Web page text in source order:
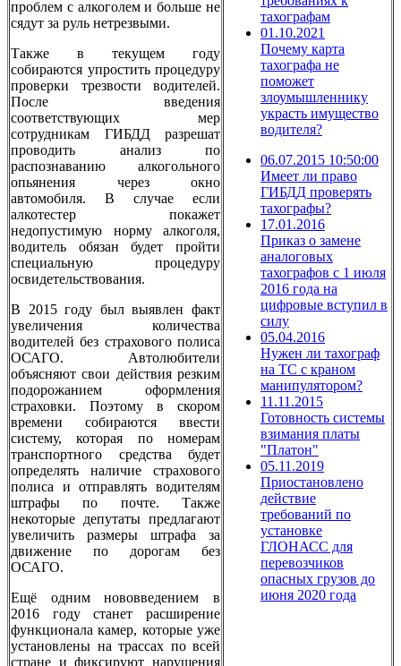
проблем с алкоголем и больше не
сядут за руль нетрезвыми.
Также в текущем году
собираются упростить процедуру
проверки трезвости водителей.
После введения
соответствующих мер
сотрудникам ГИБДД разрешат
проводить анализ по
распознаванию алкогольного
опьянения через окно
автомобиля. В случае если
алкотестер покажет
недопустимую норму алкоголя,
водитель обязан будет пройти
специальную процедуру
освидетельствования.
В 2015 году был выявлен факт
увеличения количества
водителей без страхового полиса
ОСАГО. Автолюбители
объясняют свои действия резким
подорожанием оформления
страховки. Поэтому в скором
времени собираются ввести
систему, которая по номерам
транспортного средства будет
определять наличие страхового
полиса и отправлять водителям
штрафы по почте. Также
некоторые депутаты предлагают
увеличить размеры штрафа за
движение по дорогам без
ОСАГО.
Ещё одним нововведением в
2016 году станет расширение
функционала камер, которые уже
установлены на трассах по всей
стране и фиксируют нарушения
тахографам
01.10.2021
Почему карта
тахографа не
поможет
злоумышленнику
украсть имущество
водителя?
06.07.2015 10:50:00
Имеет ли право
ГИБДД проверять
тахографы?
17.01.2016
Приказ о замене
аналоговых
тахографов с 1 июля
2016 года на
цифровые вступил в
силу
05.04.2016
Нужен ли тахограф
на ТС с краном
манипулятором?
11.11.2015
Готовность системы
взимания платы
"Платон"
05.11.2019
Приостановлено
действие
требований по
установке
ГЛОНАСС для
перевозчиков
опасных грузов до
июня 2020 года